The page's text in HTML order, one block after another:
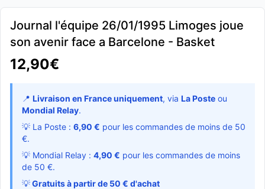
Journal l'équipe 26/01/1995 Limoges joue
son avenir face a Barcelone - Basket
12,90€
📍 Livraison en France uniquement, via La Poste ou
Mondial Relay.
💡 La Poste : 6,90 € pour les commandes de moins de 50
€.
💡 Mondial Relay : 4,90 € pour les commandes de moins
de 50 €.
💡Gratuits à partir de 50 € d'achat